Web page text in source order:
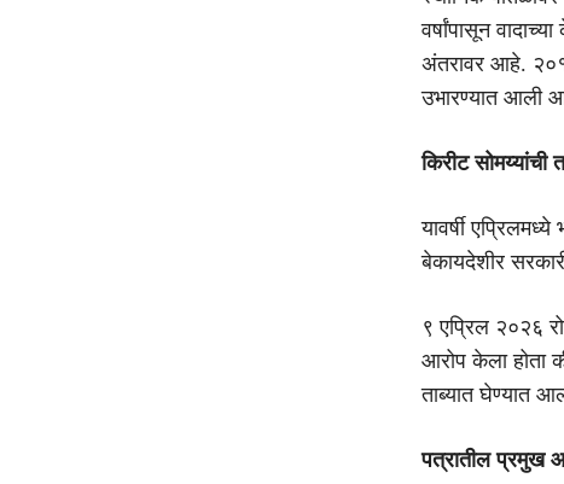
वर्षांपासून
अंतरावर आहे.
उभारण्यात आली
किरीट सोमय्यांची
यावर्षी
बेकायदेशीर
९ एप्रिल २०२६
आरोप केला होता
ताब्यात घेण्यात
पत्रातील प्रमुख